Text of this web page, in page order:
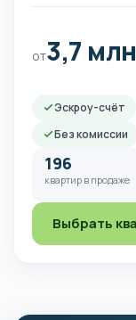
от3,7 млн
Эскроу-счёт
Без комиссии
196
квартир в продаже
Выбрать